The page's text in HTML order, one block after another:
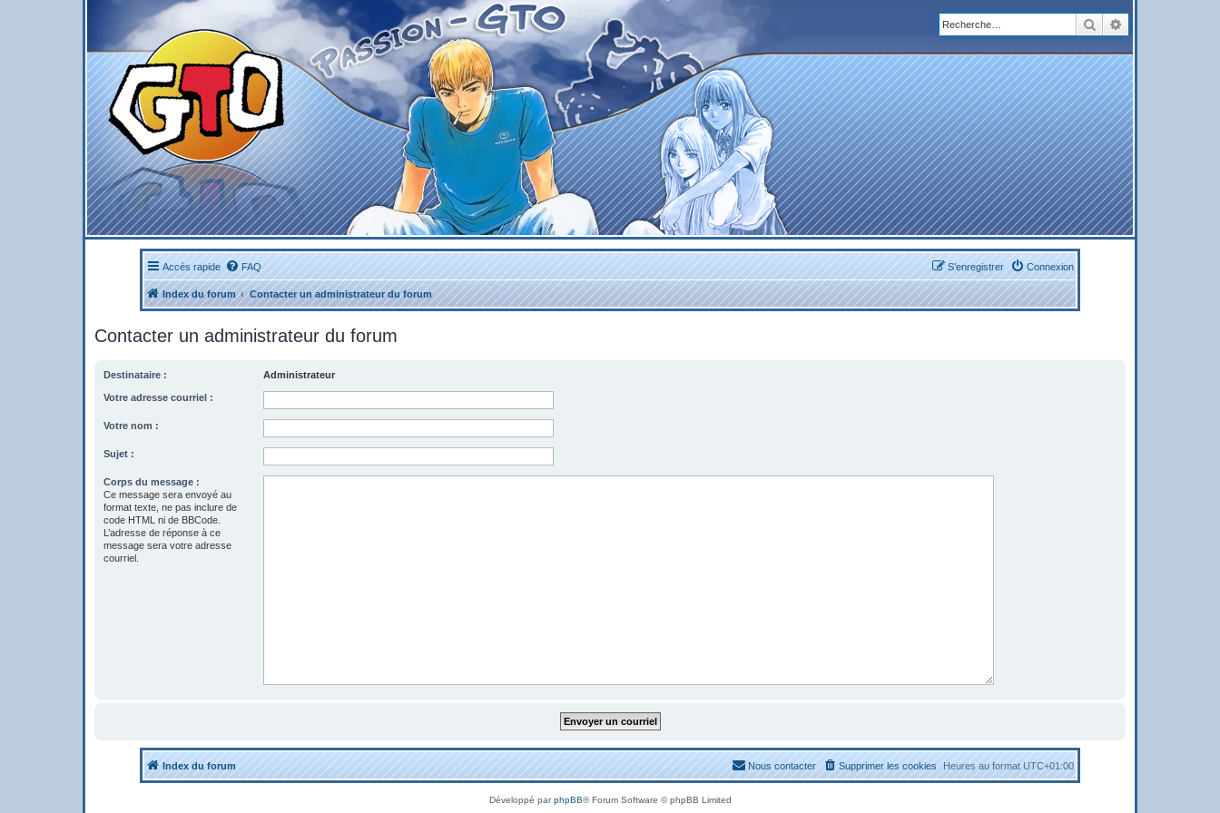
Rechercher
Accès rapide FAQ Connexion
S’enregistrer
Index du forum Contacter un administrateur du forum
Contacter un administrateur du forum
Destinataire : Administrateur
Votre adresse courriel :
Votre nom :
Sujet :
Corps du message :
Ce message sera envoyé au
format texte, ne pas inclure de
code HTML ni de BBCode.
L’adresse de réponse à ce
message sera votre adresse
courriel.
Index du forum Heures au formatUTC+01:00
Supprimer les cookies
Nous contacter
Développé parphpBB® Forum Software © phpBB Limited